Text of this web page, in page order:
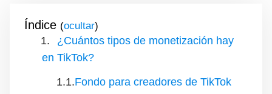
Índice ( )
¿Cuántos tipos de monetización hay
en TikTok?
Fondo para creadores de TikTok